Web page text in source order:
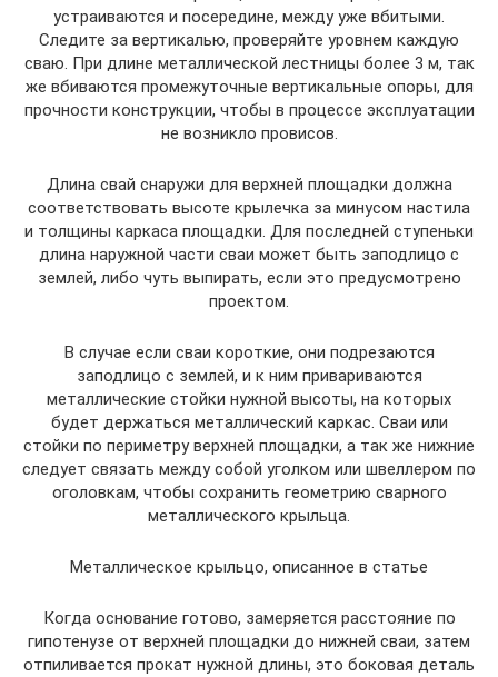
устраиваются и посередине, между уже вбитыми.
Следите за вертикалью, проверяйте уровнем каждую
сваю. При длине металлической лестницы более 3 м, так
же вбиваются промежуточные вертикальные опоры, для
прочности конструкции, чтобы в процессе эксплуатации
не возникло провисов.
Длина свай снаружи для верхней площадки должна
соответствовать высоте крылечка за минусом настила
и толщины каркаса площадки. Для последней ступеньки
длина наружной части сваи может быть заподлицо с
землей, либо чуть выпирать, если это предусмотрено
проектом.
В случае если сваи короткие, они подрезаются
заподлицо с землей, и к ним привариваются
металлические стойки нужной высоты, на которых
будет держаться металлический каркас. Сваи или
стойки по периметру верхней площадки, а так же нижние
следует связать между собой уголком или швеллером по
оголовкам, чтобы сохранить геометрию сварного
металлического крыльца.
Металлическое крыльцо, описанное в статье
Когда основание готово, замеряется расстояние по
гипотенузе от верхней площадки до нижней сваи, затем
отпиливается прокат нужной длины, это боковая деталь